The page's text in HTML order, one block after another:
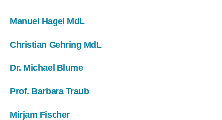
Manuel Hagel MdL
Christian Gehring MdL
Dr. Michael Blume
Prof. Barbara Traub
Mirjam Fischer